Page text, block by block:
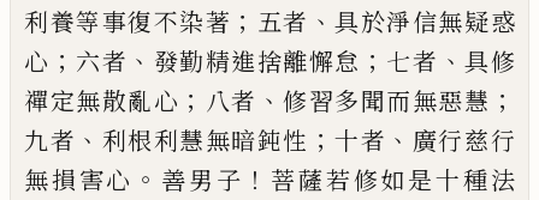
利養等事復不染著 ； 五者 、具於淨信無疑惑
心 ； 六者 、 發勤精進捨離懈怠 ； 七者 、具修
禪定無散亂心 ； 八者 、修習多聞而無惡慧 ；
九者 、 利根利慧無暗鈍性 ； 十者 、 廣行慈行
無損害心 。 善男子 ！ 菩薩若修如是十種法